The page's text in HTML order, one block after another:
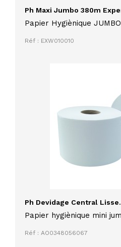
Ph Maxi Jumbo 380m
Papier Hygiènique
rouleaux
Réf : EXW010010
Ph Devidage Central
Papier hygiènique mini
Réf : AO0348056067